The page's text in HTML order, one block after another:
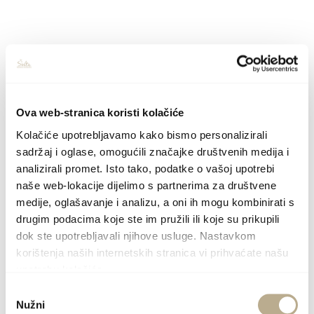
Ova web-stranica koristi kolačiće
Kolačiće upotrebljavamo kako bismo personalizirali
sadržaj i oglase, omogućili značajke društvenih medija i
analizirali promet. Isto tako, podatke o vašoj upotrebi
naše web-lokacije dijelimo s partnerima za društvene
medije, oglašavanje i analizu, a oni ih mogu kombinirati s
drugim podacima koje ste im pružili ili koje su prikupili
dok ste upotrebljavali njihove usluge. Nastavkom
korištenja naših internetskih stranica vi prihvaćate našu
pristanka
Nužni
Big Blue Apartment Štračinska
Gornje Selo, Uvala Stračinska 9